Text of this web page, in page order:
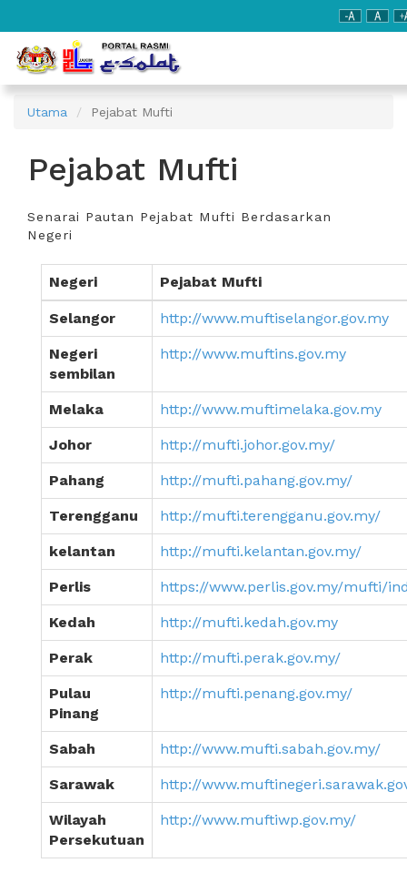
Utama Pejabat Mufti
Pejabat Mufti
Senarai Pautan Pejabat Mufti Berdasarkan
Negeri
Negeri Pejabat Mufti
Selangor http://www.muftiselangor.gov.my
Negeri
sembilan
http://www.muftins.gov.my
Melaka http://www.muftimelaka.gov.my
Johor http://mufti.johor.gov.my/
Pahang http://mufti.pahang.gov.my/
Terengganu http://mufti.terengganu.gov.my/
kelantan http://mufti.kelantan.gov.my/
Perlis https://www.perlis.gov.my/mufti/
Kedah http://mufti.kedah.gov.my
Perak http://mufti.perak.gov.my/
Pulau
Pinang
http://mufti.penang.gov.my/
Sabah http://www.mufti.sabah.gov.my/
Sarawak http://
Wilayah
Persekutuan
http://www.muftiwp.gov.my/